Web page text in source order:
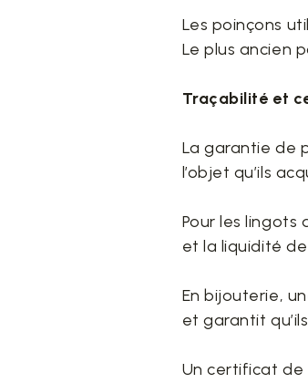
Les poinçons
Le plus ancien
Traçabilité et
La garantie de
l’objet qu’ils
Pour les
et la liquidité de
En bijouterie,
et garantit
Un certificat de